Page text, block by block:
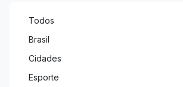
Todos
Brasil
Cidades
Esporte